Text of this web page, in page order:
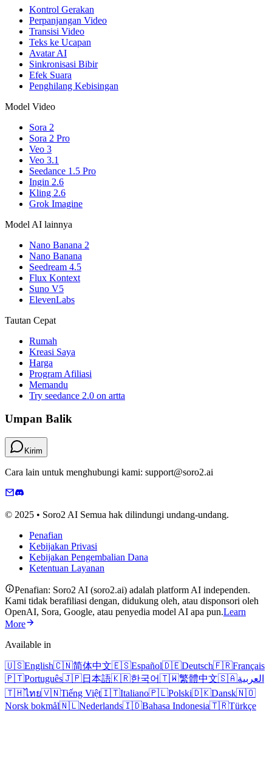
Kontrol Gerakan
Perpanjangan Video
Transisi Video
Teks ke Ucapan
Avatar AI
Sinkronisasi Bibir
Efek Suara
Penghilang Kebisingan
Model Video
Sora 2
Sora 2 Pro
Veo 3
Veo 3.1
Seedance 1.5 Pro
Ingin 2.6
Kling 2.6
Grok Imagine
Model AI lainnya
Nano Banana 2
Nano Banana
Seedream 4.5
Flux Kontext
Suno V5
ElevenLabs
Tautan Cepat
Rumah
Kreasi Saya
Harga
Program Afiliasi
Memandu
Try seedance 2.0 on artta
Umpan Balik
Kirim
Cara lain untuk menghubungi kami: support@soro2.ai
© 2025 • Soro2 AI Semua hak dilindungi undang-undang.
Penafian
Kebijakan Privasi
Kebijakan Pengembalian Dana
Ketentuan Layanan
Penafian: Soro2 AI (soro2.ai) adalah platform AI independen.
Kami tidak berafiliasi dengan, didukung oleh, atau disponsori oleh
OpenAI, Sora, Google, atau penyedia model AI apa pun.Learn
More
Available in
🇺🇸English🇨🇳简体中文🇪🇸Español🇩🇪Deutsch🇫🇷Français
🇵🇹Português🇯🇵日本語🇰🇷한국어🇹🇼繁體中文🇸🇦العربية
🇹🇭ไทย🇻🇳Tiếng Việt🇮🇹Italiano🇵🇱Polski🇩🇰Dansk🇳🇴
Norsk bokmål🇳🇱Nederlands🇮🇩Bahasa Indonesia🇹🇷Türkçe